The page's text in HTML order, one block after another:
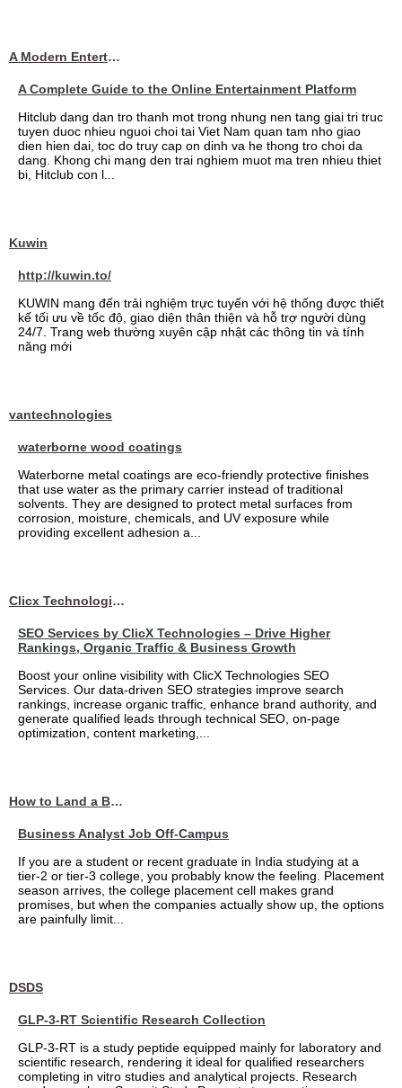
A Modern Entertainment Platform Bringing
A Complete Guide to the Online Entertainment Platform
Hitclub dang dan tro thanh mot trong nhung nen tang giai tri truc
tuyen duoc nhieu nguoi choi tai Viet Nam quan tam nho giao
dien hien dai, toc do truy cap on dinh va he thong tro choi da
dang. Khong chi mang den trai nghiem muot ma tren nhieu thiet
bi, Hitclub con l...
Kuwin
http://kuwin.to/
KUWIN mang đến trải nghiệm trực tuyến với hệ thống được thiết
kế tối ưu về tốc độ, giao diện thân thiện và hỗ trợ người dùng
24/7. Trang web thường xuyên cập nhật các thông tin và tính
năng mới
vantechnologies
waterborne wood coatings
Waterborne metal coatings are eco-friendly protective finishes
that use water as the primary carrier instead of traditional
solvents. They are designed to protect metal surfaces from
corrosion, moisture, chemicals, and UV exposure while
providing excellent adhesion a...
Clicx Technologies
SEO Services by ClicX Technologies – Drive Higher
Rankings, Organic Traffic & Business Growth
Boost your online visibility with ClicX Technologies SEO
Services. Our data-driven SEO strategies improve search
rankings, increase organic traffic, enhance brand authority, and
generate qualified leads through technical SEO, on-page
optimization, content marketing,...
How to Land a Business Analyst Job Off-Campus When Your College Has Zero Tech Connections
Business Analyst Job Off-Campus
If you are a student or recent graduate in India studying at a
tier-2 or tier-3 college, you probably know the feeling. Placement
season arrives, the college placement cell makes grand
promises, but when the companies actually show up, the options
are painfully limit...
DSDS
GLP-3-RT Scientific Research Collection
GLP-3-RT is a study peptide equipped mainly for laboratory and
scientific research, rendering it ideal for qualified researchers
completing in vitro studies and analytical projects. Research